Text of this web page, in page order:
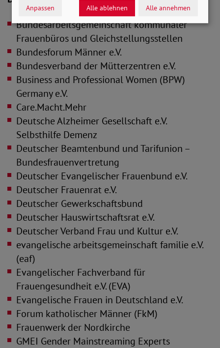
Bundesarbeitsgemeinschaft kommunaler
Frauenbüros und Gleichstellungsstellen
Bundesforum Männer e.V.
Bundesverband der Mütterzentren e.V.
Business and Professional Women (BPW)
Germany e.V.
Care.Macht.Mehr
Deutsche Alzheimer Gesellschaft e.V.
Selbsthilfe Demenz
Deutscher Beamtenbund und Tarifunion –
Bundesfrauenvertretung
Deutscher Evangelischer Frauenbund e.V.
Deutscher Frauenrat e.V.
Deutscher Gewerkschaftsbund
Deutscher Hauswirtschaftsrat e.V.
Deutscher Verband Frau und Kultur e.V.
evangelische arbeitsgemeinschaft familie e.V.
(eaf)
Evangelischer Fachverband für
Frauengesundheit e.V. (EVA)
Evangelische Frauen in Deutschland e.V.
Forum katholischer Männer (FkM)
Frauenwerk der Nordkirche
GMEI Gender Mainstreaming Experts
Anpassen Alle ablehnen Alle annehmen